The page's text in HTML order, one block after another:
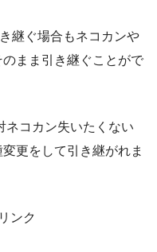
継ぐ場合もネコカンや
まま引き継ぐことがで
ネコカン失いたくない
更をして引き継がれま
ンク